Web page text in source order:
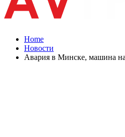
Home
Новости
Авария в Минске, машина